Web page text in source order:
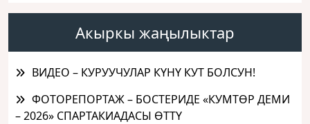
Акыркы жаңылыктар
ВИДЕО – КУРУУЧУЛАР КҮНҮ КУТ БОЛСУН!
ФОТОРЕПОРТАЖ – БОСТЕРИДЕ «КУМТӨР ДЕМИ
– 2026» СПАРТАКИАДАСЫ ӨТТҮ